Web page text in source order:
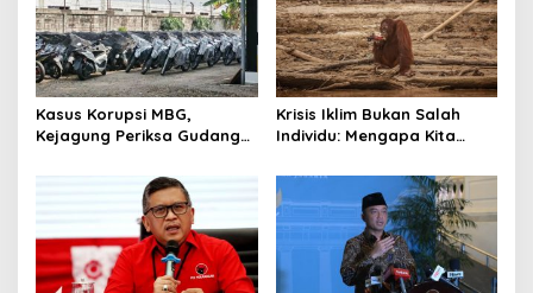
Kasus Korupsi MBG,
Kejagung Periksa Gudang
BGN
Krisis Iklim Bukan Salah
Individu: Mengapa Kita
“Tanggung Jawab
Pribadi”?